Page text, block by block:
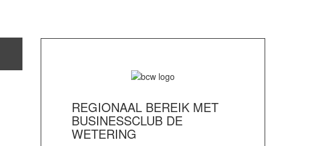
REGIONAAL BEREIK MET
BUSINESSCLUB DE
WETERING